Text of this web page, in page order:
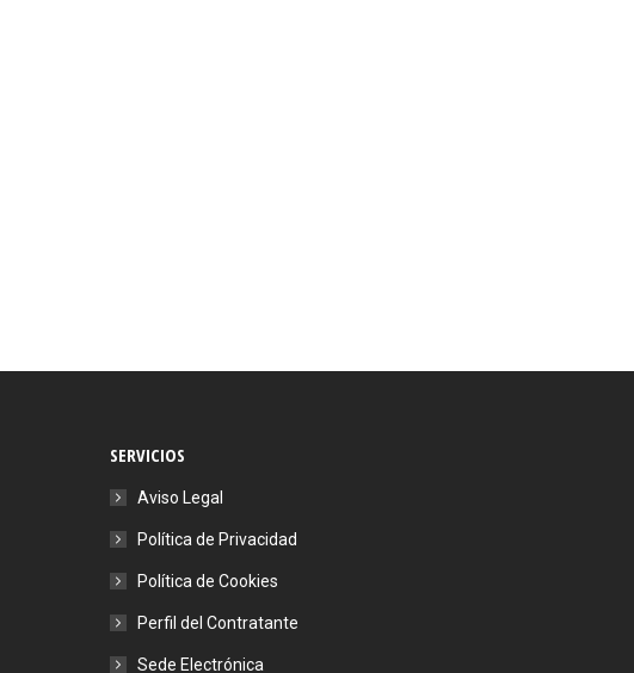
SERVICIOS
Aviso Legal
Política de Privacidad
Política de Cookies
Perfil del Contratante
Sede Electrónica